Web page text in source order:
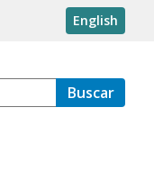
English
Buscar